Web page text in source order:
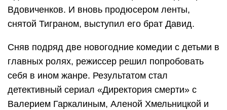
Вдовиченков. И вновь продюсером ленты,
снятой Тиграном, выступил его брат Давид.
Сняв подряд две новогодние комедии с детьми в
главных ролях, режиссер решил попробовать
себя в ином жанре. Результатом стал
детективный сериал «Директория смерти» с
Валерием Гаркалиным, Аленой Хмельницкой и